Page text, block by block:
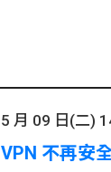
5 月 09 日(二)
VPN 不再安